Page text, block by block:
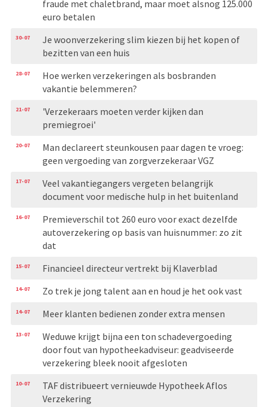
fraude met chaletbrand, maar moet alsnog 125.000
euro betalen
30-07
Je woonverzekering slim kiezen bij het kopen of
bezitten van een huis
28-07
Hoe werken verzekeringen als bosbranden
vakantie belemmeren?
21-07
'Verzekeraars moeten verder kijken dan
premiegroei'
20-07
Man declareert steunkousen paar dagen te vroeg:
geen vergoeding van zorgverzekeraar VGZ
17-07
Veel vakantiegangers vergeten belangrijk
document voor medische hulp in het buitenland
16-07
Premieverschil tot 260 euro voor exact dezelfde
autoverzekering op basis van huisnummer: zo zit
dat
15-07 Financieel directeur vertrekt bij Klaverblad
14-07 Zo trek je jong talent aan en houd je het ook vast
14-07 Meer klanten bedienen zonder extra mensen
13-07
Weduwe krijgt bijna een ton schadevergoeding
door fout van hypotheekadviseur: geadviseerde
verzekering bleek nooit afgesloten
10-07
TAF distribueert vernieuwde Hypotheek Aflos
Verzekering